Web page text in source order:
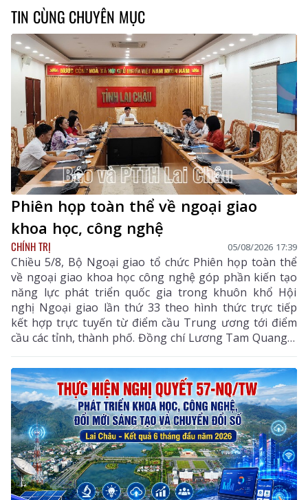
TIN CÙNG CHUYÊN MỤC
Phiên họp toàn thể về ngoại giao
khoa học, công nghệ
CHÍNH TRỊ 05/08/2026 17:39
Chiều 5/8, Bộ Ngoại giao tổ chức Phiên họp toàn thể
về ngoại giao khoa học công nghệ góp phần kiến tạo
năng lực phát triển quốc gia trong khuôn khổ Hội
nghị Ngoại giao lần thứ 33 theo hình thức trực tiếp
kết hợp trực tuyến từ điểm cầu Trung ương tới điểm
cầu các tỉnh, thành phố. Đồng chí Lương Tam Quang –
Uỷ viên Bộ Chính trị, Bộ trưởng Bộ Công an, Phó
Trưởng ban Thường trực Ban Chỉ đạo Trung ương
thực hiện Nghị quyết số 57-NQ/TW của Bộ Chính trị
dự và chỉ đạo phiên họp. Dự phiên họp còn có đồng
chí Lê Hoài Trung - Ủy viên Bộ Chính trị, Bí thư Đảng
ủy, Bộ trưởng Bộ Ngoại giao; đại diện lãnh đạo các
ban, bộ, ngành Trung ương.